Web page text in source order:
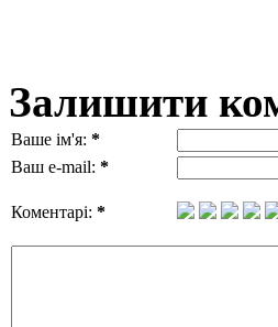
Залишити
Ваше ім'я: *
Ваш e-mail: *
Коментарі: *